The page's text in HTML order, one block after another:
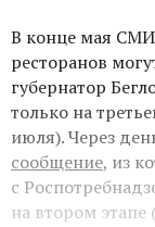
В конце мая СМИ
ресторанов
губернатор
только на
июля). Через
сообщение, из
с
на втором